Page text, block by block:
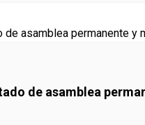
de asamblea